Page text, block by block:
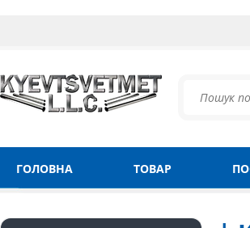
ГОЛОВНА ТОВАР